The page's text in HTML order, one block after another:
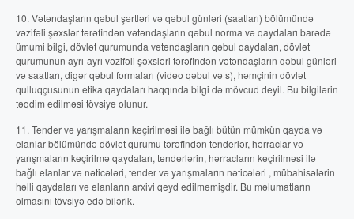
10. Vətəndaşların qəbul şərtləri və qəbul günləri (saatları) bölümündə
vəzifəli şəxslər tərəfindən vətəndaşların qəbul norma və qaydaları barədə
ümumi bilgi, dövlət qurumunda vətəndaşların qəbul qaydaları, dövlət
qurumunun ayrı-ayrı vəzifəli şəxsləri tərəfindən vətəndaşların qəbul günləri
və saatları, digər qəbul formaları (video qəbul və s), həmçinin dövlət
qulluqçusunun etika qaydaları haqqında bilgi də mövcud deyil. Bu bilgilərin
təqdim edilməsi tövsiyə olunur.
11. Tender və yarışmaların keçirilməsi ilə bağlı bütün mümkün qayda və
elanlar bölümündə dövlət qurumu tərəfindən tenderlər, hərraclar və
yarışmaların keçirilmə qaydaları, tenderlərin, hərracların keçirilməsi ilə
bağlı elanlar və nəticələri, tender və yarışmaların nəticələri , mübahisələrin
həlli qaydaları və elanların arxivi qeyd edilməmişdir. Bu məlumatların
olmasını tövsiyə edə bilərik.